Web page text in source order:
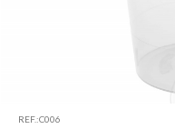
REF.:C006